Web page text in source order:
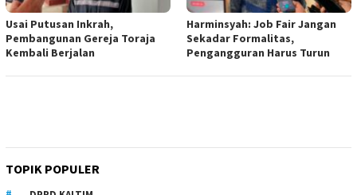
Usai Putusan Inkrah,
Pembangunan Gereja Toraja
Kembali Berjalan
Harminsyah: Job Fair Jangan
Sekadar Formalitas,
Pengangguran Harus Turun
TOPIK POPULER